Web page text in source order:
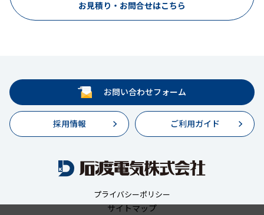
お見積り・お問合せはこちら
お問い合わせフォーム
採用情報 ご利用ガイド
プライバシーポリシー
サイトマップ